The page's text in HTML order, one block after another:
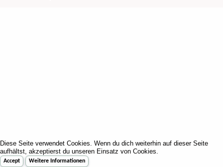
Diese Seite verwendet Cookies. Wenn du dich weiterhin auf dieser Seite
aufhältst, akzeptierst du unseren Einsatz von Cookies.
Accept Weitere Informationen